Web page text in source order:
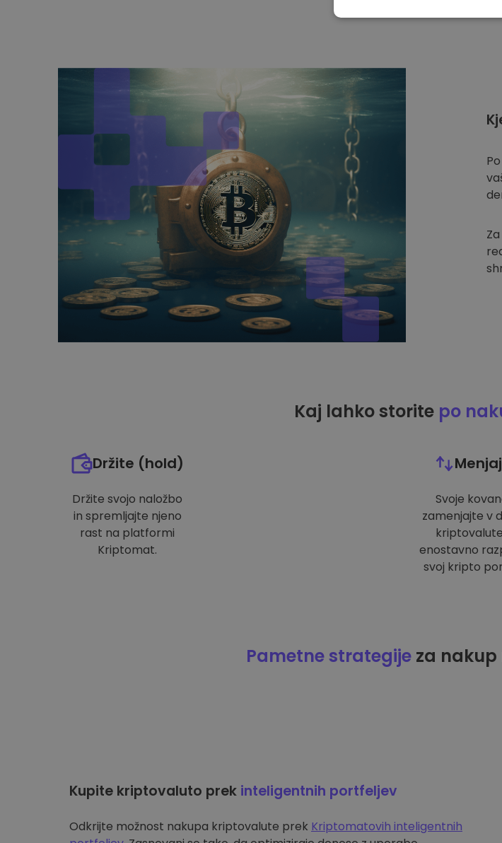
Kaj lahko storite po
Držite (hold)
Držite svojo naložbo
in spremljajte njeno
rast na platformi
Kriptomat.
Svoje
zamenjajte v
enostavno
svoj kripto
Pametne strategije za
Kupite kriptovaluto prek inteligentnih portfeljev
Odkrijte možnost nakupa kriptovalute prek Kriptomatovih inteligentnih